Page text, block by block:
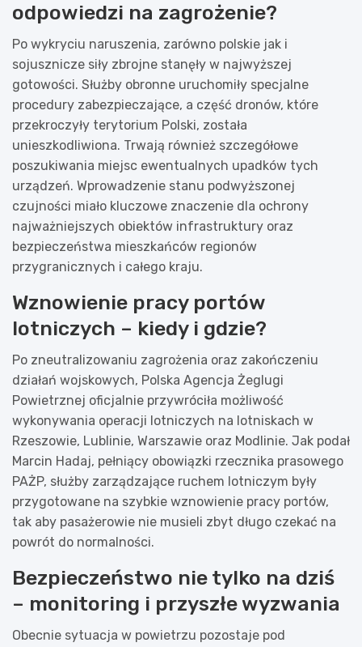
odpowiedzi na zagrożenie?
Po wykryciu naruszenia, zarówno polskie jak i
sojusznicze siły zbrojne stanęły w najwyższej
gotowości. Służby obronne uruchomiły specjalne
procedury zabezpieczające, a część dronów, które
przekroczyły terytorium Polski, została
unieszkodliwiona. Trwają również szczegółowe
poszukiwania miejsc ewentualnych upadków tych
urządzeń. Wprowadzenie stanu podwyższonej
czujności miało kluczowe znaczenie dla ochrony
najważniejszych obiektów infrastruktury oraz
bezpieczeństwa mieszkańców regionów
przygranicznych i całego kraju.
Wznowienie pracy portów
lotniczych – kiedy i gdzie?
Po zneutralizowaniu zagrożenia oraz zakończeniu
działań wojskowych, Polska Agencja Żeglugi
Powietrznej oficjalnie przywróciła możliwość
wykonywania operacji lotniczych na lotniskach w
Rzeszowie, Lublinie, Warszawie oraz Modlinie. Jak podał
Marcin Hadaj, pełniący obowiązki rzecznika prasowego
PAŻP, służby zarządzające ruchem lotniczym były
przygotowane na szybkie wznowienie pracy portów,
tak aby pasażerowie nie musieli zbyt długo czekać na
powrót do normalności.
Bezpieczeństwo nie tylko na dziś
– monitoring i przyszłe wyzwania
Obecnie sytuacja w powietrzu pozostaje pod